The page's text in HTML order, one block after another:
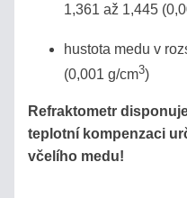
1,361 až 1,445
hustota medu v
(0,001 g/cm3)
Refraktometr
teplotní kompenzaci
včelího medu!